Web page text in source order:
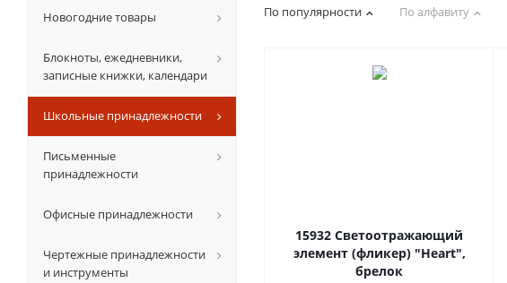
По популярности По алфавиту
15932 Светоотражающий
элемент (фликер) "Heart",
брелок
Новогодние товары
Блокноты, ежедневники,
записные книжки, календари
Школьные принадлежности
Письменные
принадлежности
Офисные принадлежности
Чертежные принадлежности
и инструменты